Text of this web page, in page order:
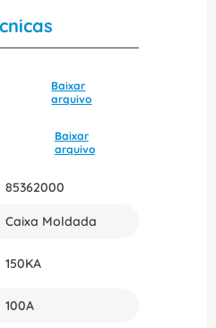
das operações.
Baixar
arquivo
Baixar
arquivo
85362000
Caixa Moldada
150KA
100A